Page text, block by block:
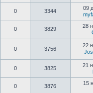
0 3344
09
0 3829
28
0 3756
22
0 3825
21
0 3876
15